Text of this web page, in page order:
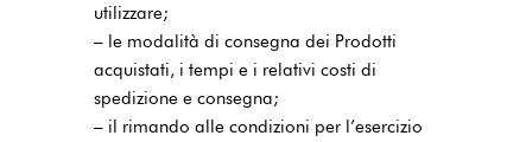
utilizzare;
– le modalità di consegna dei Prodotti
acquistati, i tempi e i relativi costi di
spedizione e consegna;
– il rimando alle condizioni per l’esercizio